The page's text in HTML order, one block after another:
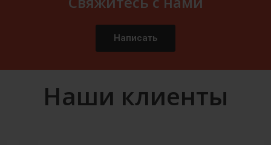
Написать
Наши клиенты